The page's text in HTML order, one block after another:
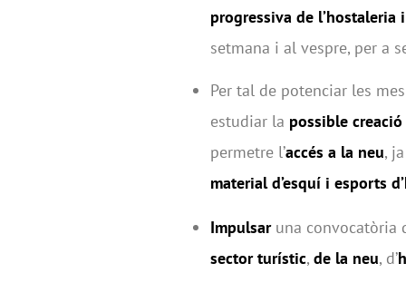
progressiva de l’hostaleria
setmana i al vespre, per a
Per tal de potenciar les
estudiar la possible
permetre l’accés a la neu,
material d’esquí i esports
Impulsaruna convocatòria
sector turístic, de la neu, d’